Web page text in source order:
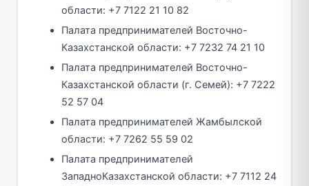
области: +7 7122 21 10 82
Палата предпринимателей Восточно-
Казахстанской области: +7 7232 74 21 10
Палата предпринимателей Восточно-
Казахстанской области (г. Семей): +7 7222
52 57 04
Палата предпринимателей Жамбылской
области: +7 7262 55 59 02
Палата предпринимателей
ЗападноКазахстанской области: +7 7112 24